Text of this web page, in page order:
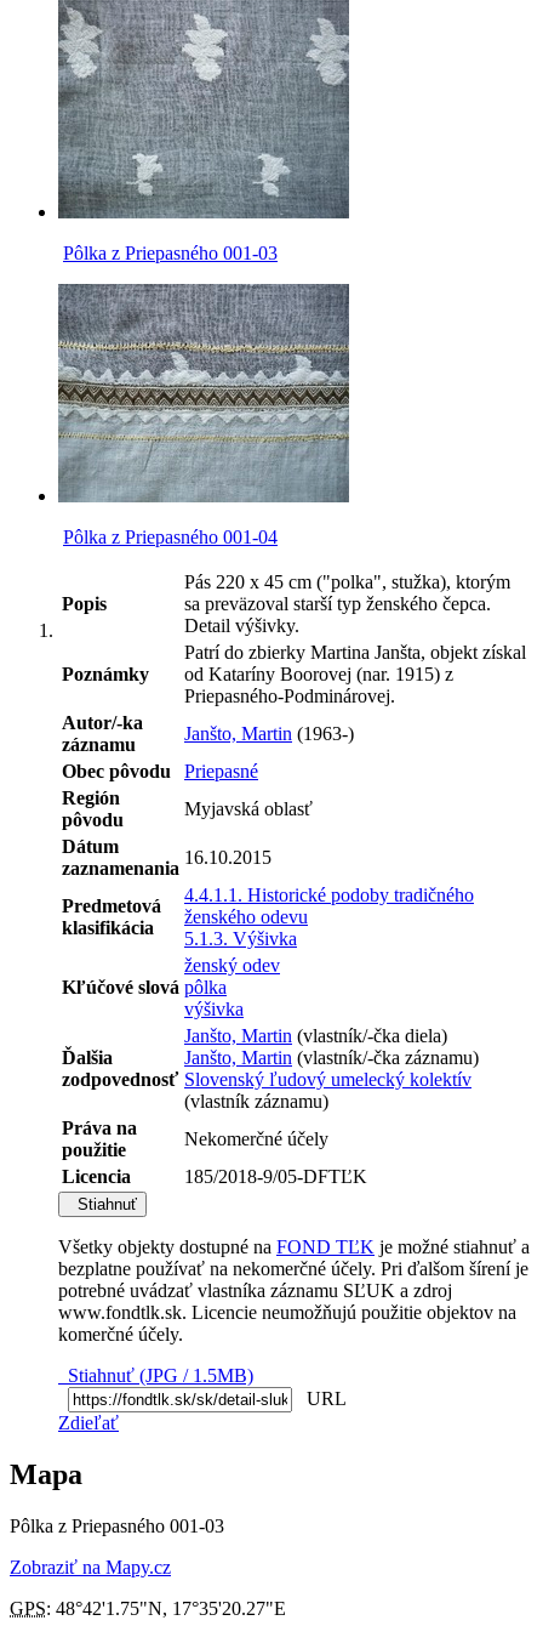
Pôlka z Priepasného 001-03
Pôlka z Priepasného 001-04
Popis
Pás 220 x 45 cm ("polka", stužka), ktorým
sa preväzoval starší typ ženského čepca.
Detail výšivky.
Poznámky
Patrí do zbierky Martina Janšta, objekt získal
od Kataríny Boorovej (nar. 1915) z
Priepasného-Podminárovej.
Autor/-ka
záznamu
Janšto, Martin (1963-)
Obec pôvodu
Priepasné
Región
pôvodu
Myjavská oblasť
Dátum
zaznamenania
16.10.2015
Predmetová
klasifikácia
4.4.1.1. Historické podoby tradičného
ženského odevu
5.1.3. Výšivka
Kľúčové slová
ženský odev
pôlka
výšivka
Ďalšia
zodpovednosť
Janšto, Martin (vlastník/-čka diela)
Janšto, Martin (vlastník/-čka záznamu)
Slovenský ľudový umelecký kolektív
(vlastník záznamu)
Práva na
použitie
Nekomerčné účely
Licencia
185/2018-9/05-DFTĽK
Stiahnuť
Všetky objekty dostupné na FOND TĽK je možné stiahnuť a
bezplatne používať na nekomerčné účely. Pri ďalšom šírení je
potrebné uvádzať vlastníka záznamu SĽUK a zdroj
www.fondtlk.sk. Licencie neumožňujú použitie objektov na
komerčné účely.
Stiahnuť (JPG / 1.5MB)
URL
Zdieľať
Mapa
Pôlka z Priepasného 001-03
Zobraziť na Mapy.cz
GPS: 48°42'1.75"N, 17°35'20.27"E